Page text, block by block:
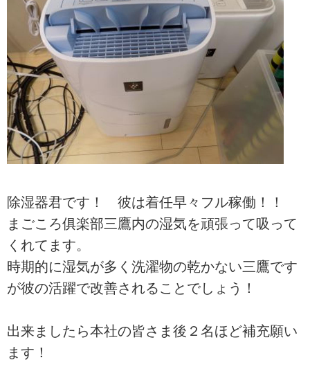
除湿器君です！ 彼は着任早々フル稼働！！
まごころ俱楽部三鷹内の湿気を頑張って吸って
くれてます。
時期的に湿気が多く洗濯物の乾かない三鷹です
が彼の活躍で改善されることでしょう！
出来ましたら本社の皆さま後２名ほど補充願い
ます！